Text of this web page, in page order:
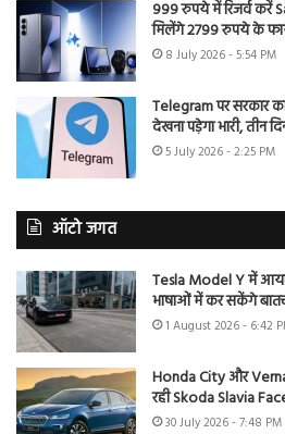
999 रुपये में रिजर्व करें
मिलेंगे 2799 रुपये के
8 July 2026 - 5:54 PM
Telegram पर सरकार
देखना पड़ेगा भारी, तीन
5 July 2026 - 2:25 PM
ऑटो जगत
Tesla Model Y में
भाषाओं में कर सकेंगे
1 August 2026 - 6:42
Honda City और
रही Skoda Slavia
30 July 2026 - 7:48 PM